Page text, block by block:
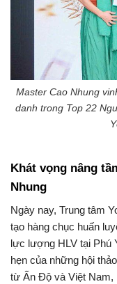
Master Cao Nhung
danh trong Top 22
Khát vọng nâng
Nhung
Ngày nay, Trung tâm
tạo hàng chục huấn
lực lượng HLV tại Phú
hẹn của những hội
từ Ấn Độ và Việt Nam,